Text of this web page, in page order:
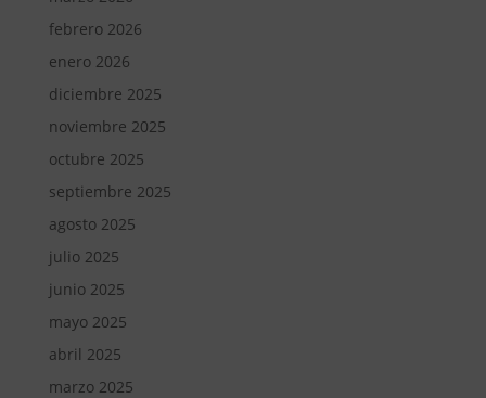
febrero 2026
enero 2026
diciembre 2025
noviembre 2025
octubre 2025
septiembre 2025
agosto 2025
julio 2025
junio 2025
mayo 2025
abril 2025
marzo 2025